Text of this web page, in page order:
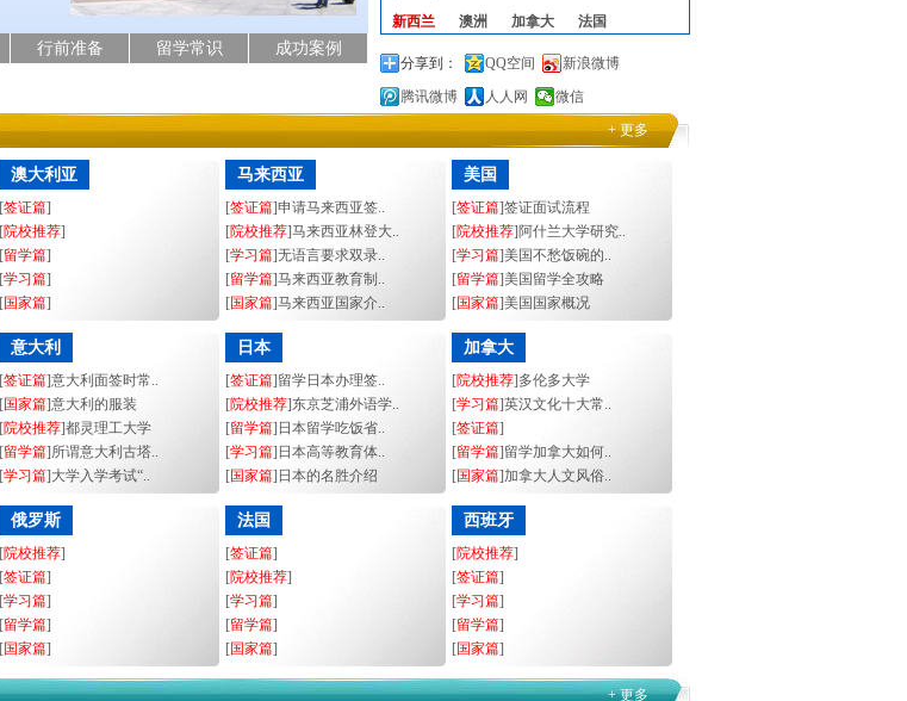
行前准备 留学常识 成功案例
新西兰 澳洲 加拿大 法国
分享到： QQ空间
新浪微博
腾讯微博
人人网 微信
+ 更多
澳大利亚
[签证篇]
[院校推荐]
[留学篇]
[学习篇]
[国家篇]
马来西亚
[签证篇]申请马来西亚签..
[院校推荐]马来西亚林登大..
[学习篇]无语言要求双录..
[留学篇]马来西亚教育制..
[国家篇]马来西亚国家介..
美国
[签证篇]签证面试流程
[院校推荐]阿什兰大学研究..
[学习篇]美国不愁饭碗的..
[留学篇]美国留学全攻略
[国家篇]美国国家概况
意大利
[签证篇]意大利面签时常..
[国家篇]意大利的服装
[院校推荐]都灵理工大学
[留学篇]所谓意大利古塔..
[学习篇]大学入学考试“..
日本
[签证篇]留学日本办理签..
[院校推荐]东京芝浦外语学..
[留学篇]日本留学吃饭省..
[学习篇]日本高等教育体..
[国家篇]日本的名胜介绍
加拿大
[院校推荐]多伦多大学
[学习篇]英汉文化十大常..
[签证篇]
[留学篇]留学加拿大如何..
[国家篇]加拿大人文风俗..
俄罗斯
[院校推荐]
[签证篇]
[学习篇]
[留学篇]
[国家篇]
法国
[签证篇]
[院校推荐]
[学习篇]
[留学篇]
[国家篇]
西班牙
[院校推荐]
[签证篇]
[学习篇]
[留学篇]
[国家篇]
+ 更多